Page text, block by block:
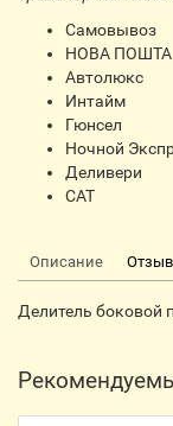
Самовывоз
НОВА ПОШТА
Автолюкс
Интайм
Гюнсел
Ночной
Деливери
CАТ
Описание
Делитель боковой